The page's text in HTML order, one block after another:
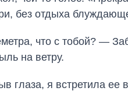
без отдыха
что с тобой? —
на ветру.
глаза, я встретила ее